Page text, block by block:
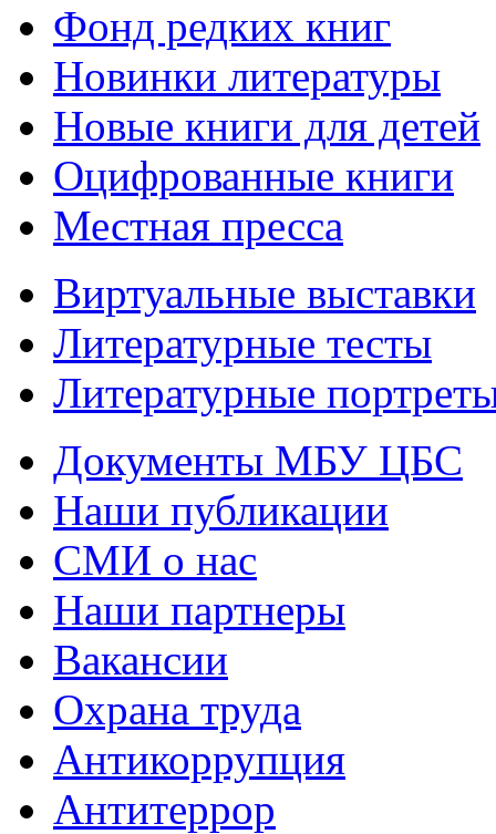
Фонд редких книг
Новинки литературы
Новые книги для детей
Оцифрованные книги
Местная пресса
Виртуальные выставки
Литературные тесты
Литературные
Документы МБУ ЦБС
Наши публикации
СМИ о нас
Наши партнеры
Вакансии
Охрана труда
Антикоррупция
Антитеррор